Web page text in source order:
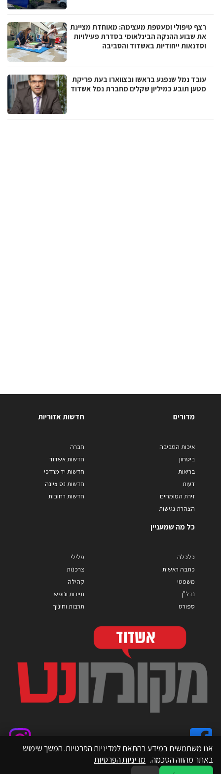
רצף טיפולי ומעטפת מעצימה: מאוחדת מציינת
את שבוע ההנקה הבינלאומי בסדרת פעילויות
וסדנאות ייחודיות באשדוד והסביבה
עובד נמל שנפגע בראשו ובצווארו בעת פריקת
מטען תובע כמיליון שקלים מחברת נמל אשדוד
מדורים
איכות הסביבה
ביטחון
בריאות
דעות
זירת המומחים
הצהרת נגישות
חדשות אזוריות
חברה
חדשות אשדוד
חדשות יד מרדכי
חדשות נס ציונה
חדשות רחובות
כל מה שמעניין
כלכלה
כתבה ראשית
משפטי
נדל"ן
ספורט
פלילי
צרכנות
קהילה
תיירות ונופש
תרבות וחינוך
אנו משתמשים במידע בהתאם למדיניות הפרטיות. המשך שימוש
באתר מהווה הסכמה. מדיניות הפרטיות